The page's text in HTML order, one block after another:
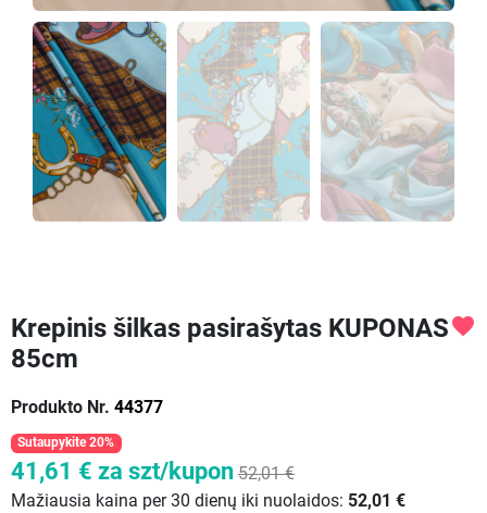
Krepinis šilkas pasirašytas KUPONAS
85cm
Produkto Nr. 44377
favorite
Sutaupykite 20%
41,61 € za szt/kupon 52,01 €
Mažiausia kaina per 30 dienų iki nuolaidos: 52,01 €